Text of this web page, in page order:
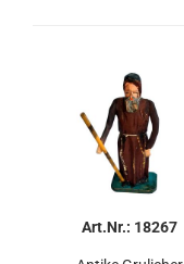
Art.Nr.: 18267